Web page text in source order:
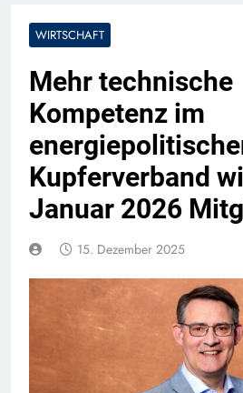
WIRTSCHAFT
Mehr technische
Kompetenz im
Kupferverband
Januar 2026
15. Dezember 2025